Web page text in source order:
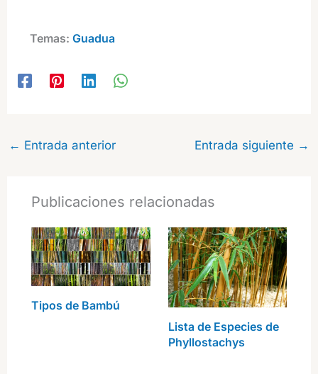
Temas: Guadua
← Entrada anterior Entrada siguiente →
Publicaciones relacionadas
Tipos de Bambú
Lista de Especies de
Phyllostachys